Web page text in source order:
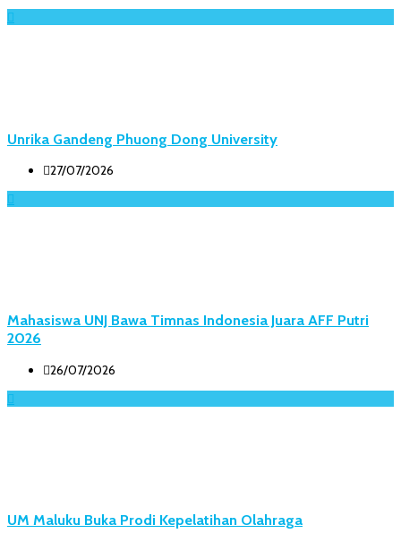
Unrika Gandeng Phuong Dong University
27/07/2026
Mahasiswa UNJ Bawa Timnas Indonesia Juara AFF Putri
2026
26/07/2026
UM Maluku Buka Prodi Kepelatihan Olahraga